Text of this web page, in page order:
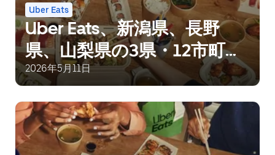
Uber Eats
Uber Eats、新潟県、長野
県、山梨県の3県・12市町村
でサービスを展開
2026年5月11日